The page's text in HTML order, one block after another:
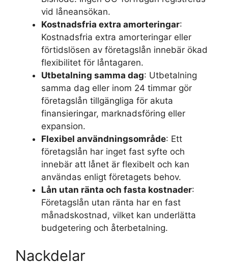
vid låneansökan.
Kostnadsfria extra amorteringar:
Kostnadsfria extra amorteringar eller
förtidslösen av företagslån innebär ökad
flexibilitet för låntagaren.
Utbetalning samma dag: Utbetalning
samma dag eller inom 24 timmar gör
företagslån tillgängliga för akuta
finansieringar, marknadsföring eller
expansion.
Flexibel användningsområde: Ett
företagslån har inget fast syfte och
innebär att lånet är flexibelt och kan
användas enligt företagets behov.
Lån utan ränta och fasta kostnader:
Företagslån utan ränta har en fast
månadskostnad, vilket kan underlätta
budgetering och återbetalning.
Nackdelar